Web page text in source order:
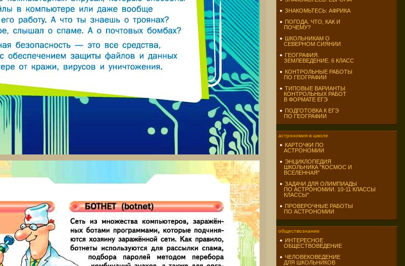
ЗНАКОМЬТЕСЬ: АФРИКА
ПОГОДА. ЧТО, КАК И
ПОЧЕМУ?
ШКОЛЬНИКАМ О
СЕВЕРНОМ СИЯНИИ
ГЕОГРАФИЯ.
ЗЕМЛЕВЕДЕНИЕ. 6 КЛАСС
КОНТРОЛЬНЫЕ РАБОТЫ
ПО ГЕОГРАФИИ
ТИПОВЫЕ ВАРИАНТЫ
КОНТРОЛЬНЫХ РАБОТ
В ФОРМАТЕ ЕГЭ
ПОДГОТОВКА К ЕГЭ
ПО ГЕОГРАФИИ
астрономия в школе
КАРТОЧКИ ПО
АСТРОНОМИИ
ЭНЦИКЛОПЕДИЯ
ШКОЛЬНИКА "КОСМОС И
ВСЕЛЕННАЯ"
ЗАДАЧИ ДЛЯ ОЛИМПИАДЫ
ПО АСТРОНОМИИ. 10-11 КЛАССЫ
КЛАССЫ"
ПРОВЕРОЧНЫЕ РАБОТЫ
ПО АСТРОНОМИИ
обществознание
ИНТЕРЕСНОЕ
ОБЩЕСТВОВЕДЕНИЕ
ЧЕЛОВЕКОВЕДЕНИЕ
ДЛЯ ШКОЛЬНИКОВ